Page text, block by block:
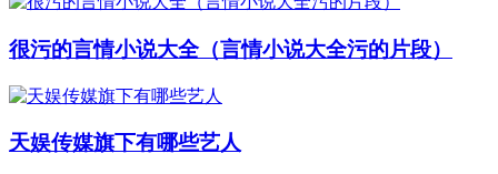
很污的言情小说大全（言情小说大全污的片段）
天娱传媒旗下有哪些艺人